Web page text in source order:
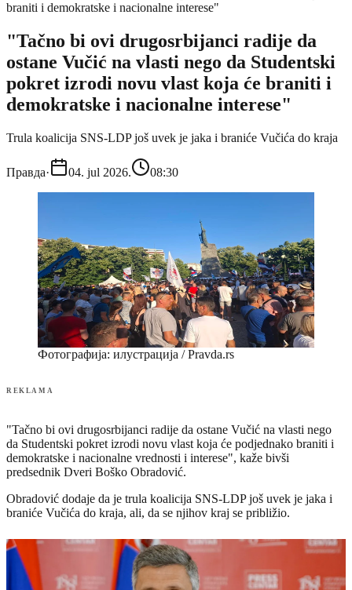
braniti i demokratske i nacionalne interese"
"Tačno bi ovi drugosrbijanci radije da
ostane Vučić na vlasti nego da Studentski
pokret izrodi novu vlast koja će braniti i
demokratske i nacionalne interese"
Trula koalicija SNS-LDP još uvek je jaka i braniće Vučića do kraja
Правда· 04. jul 2026. 08:30
Фотографија: илустрација / Pravda.rs
REKLAMA
"Tačno bi ovi drugosrbijanci radije da ostane Vučić na vlasti nego
da Studentski pokret izrodi novu vlast koja će podjednako braniti i
demokratske i nacionalne vrednosti i interese", kaže bivši
predsednik Dveri Boško Obradović.
Obradović dodaje da je trula koalicija SNS-LDP još uvek je jaka i
braniće Vučića do kraja, ali, da se njihov kraj se približio.